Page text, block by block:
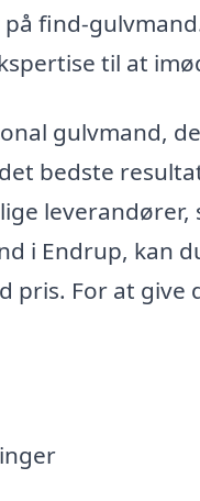
find-
til at
gulvmand,
bedste
leverandører,
i Endrup, kan
pris. For at